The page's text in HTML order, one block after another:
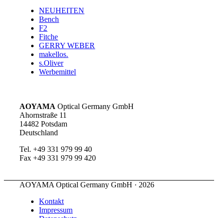
NEUHEITEN
Bench
F2
Fitche
GERRY WEBER
makellos.
s.Oliver
Werbemittel
AOYAMA Optical Germany GmbH
Ahornstraße 11
14482 Potsdam
Deutschland
Tel. +49 331 979 99 40
Fax +49 331 979 99 420
AOYAMA Optical Germany GmbH · 2026
Kontakt
Impressum